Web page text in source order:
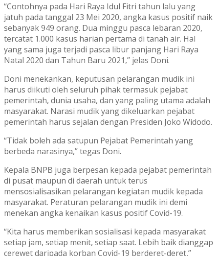
“Contohnya pada Hari Raya Idul Fitri tahun lalu yang
jatuh pada tanggal 23 Mei 2020, angka kasus positif naik
sebanyak 949 orang. Dua minggu pasca lebaran 2020,
tercatat 1.000 kasus harian pertama di tanah air. Hal
yang sama juga terjadi pasca libur panjang Hari Raya
Natal 2020 dan Tahun Baru 2021,” jelas Doni.
Doni menekankan, keputusan pelarangan mudik ini
harus diikuti oleh seluruh pihak termasuk pejabat
pemerintah, dunia usaha, dan yang paling utama adalah
masyarakat. Narasi mudik yang dikeluarkan pejabat
pemerintah harus sejalan dengan Presiden Joko Widodo.
“Tidak boleh ada satupun Pejabat Pemerintah yang
berbeda narasinya,” tegas Doni.
Kepala BNPB juga berpesan kepada pejabat pemerintah
di pusat maupun di daerah untuk terus
mensosialisasikan pelarangan kegiatan mudik kepada
masyarakat. Peraturan pelarangan mudik ini demi
menekan angka kenaikan kasus positif Covid-19.
“Kita harus memberikan sosialisasi kepada masyarakat
setiap jam, setiap menit, setiap saat. Lebih baik dianggap
cerewet daripada korban Covid-19 berderet-deret,”